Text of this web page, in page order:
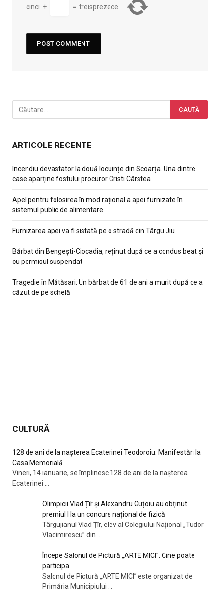
cinci + = treisprezece
ARTICOLE RECENTE
Incendiu devastator la două locuințe din Scoarța. Una dintre
case aparține fostului procuror Cristi Cârstea
Apel pentru folosirea în mod rațional a apei furnizate în
sistemul public de alimentare
Furnizarea apei va fi sistată pe o stradă din Târgu Jiu
Bărbat din Bengești-Ciocadia, reținut după ce a condus beat și
cu permisul suspendat
Tragedie în Mătăsari: Un bărbat de 61 de ani a murit după ce a
căzut de pe schelă
CULTURĂ
128 de ani de la nașterea Ecaterinei Teodoroiu. Manifestări la
Casa Memorială
Vineri, 14 ianuarie, se împlinesc 128 de ani de la nașterea
Ecaterinei ...
Olimpicii Vlad Țîr și Alexandru Guțoiu au obținut
premiul I la un concurs național de fizică
Târgujianul Vlad Țîr, elev al Colegiului Național „Tudor
Vladimirescu” din ...
Începe Salonul de Pictură „ARTE MICI”. Cine poate
participa
Salonul de Pictură „ARTE MICI” este organizat de
Primăria Municipiului ...